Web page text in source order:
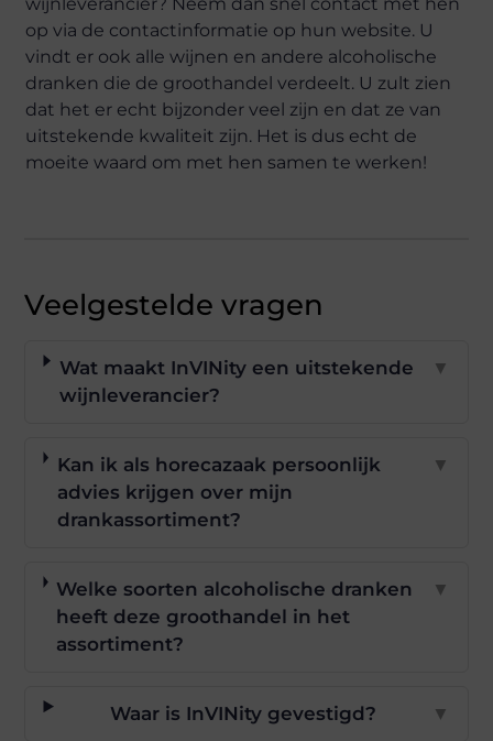
op via de contactinformatie op hun website. U
vindt er ook alle wijnen en andere alcoholische
dranken die de groothandel verdeelt. U zult zien
dat het er echt bijzonder veel zijn en dat ze van
uitstekende kwaliteit zijn. Het is dus echt de
moeite waard om met hen samen te werken!
Veelgestelde vragen
Wat maakt InVINity een uitstekende
wijnleverancier?
▼
Kan ik als horecazaak persoonlijk
advies krijgen over mijn
drankassortiment?
▼
Welke soorten alcoholische dranken
heeft deze groothandel in het
assortiment?
▼
Waar is InVINity gevestigd? ▼